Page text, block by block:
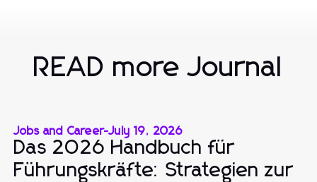
READ more Journal
Jobs and Career-July 19, 2026
Das 2026 Handbuch für
Führungskräfte: Strategien zur